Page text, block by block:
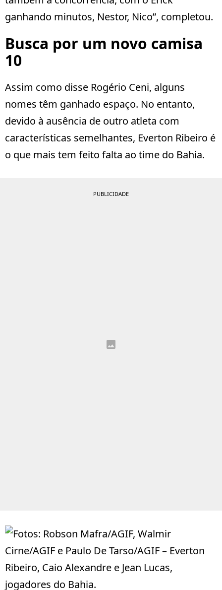
ganhando minutos, Nestor, Nico”, completou.
Busca por um novo camisa
10
Assim como disse Rogério Ceni, alguns
nomes têm ganhado espaço. No entanto,
devido à ausência de outro atleta com
características semelhantes, Everton Ribeiro é
o que mais tem feito falta ao time do Bahia.
PUBLICIDADE